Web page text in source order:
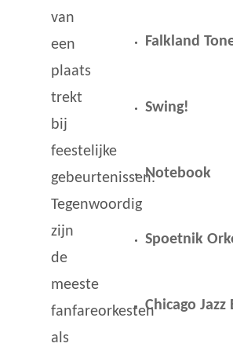
van
een
plaats
trekt
bij
feestelijke
gebeurtenissen.
Tegenwoordig
zijn
de
meeste
fanfareorkesten
als
Falkland
Swing!
Notebook
Spoetnik
Chicago Jazz